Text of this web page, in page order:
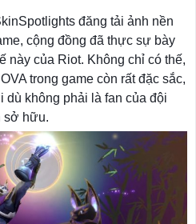
đăng tải ảnh nền
cộng đồng đã thực sự bày
này của Riot. Không chỉ có thế,
trong game còn rất đặc sắc,
không phải là fan của đội
sở hữu.